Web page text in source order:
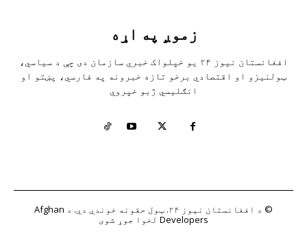
زموږ په اړه
افغانستان نیوز ۲۴ یو خپلواک خبري سازمان دی چې د سیاسي،
ټولنیزو او اقتصادي برخو تازه خبرونه په فارسي، پښتو او
انګلیسي ژبو خپروي
© د افغانستان نیوز ۲۴. ټول حقونه خوندي دي. د
Afghan
Developers لخوا جوړ شوی